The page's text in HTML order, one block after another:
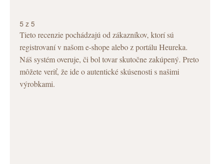
5 z 5
Tieto recenzie pochádzajú od zákazníkov, ktorí sú
registrovaní v našom e-shope alebo z portálu Heureka.
Náš systém overuje, či bol tovar skutočne zakúpený. Preto
môžete veriť, že ide o autentické skúsenosti s našimi
výrobkami.